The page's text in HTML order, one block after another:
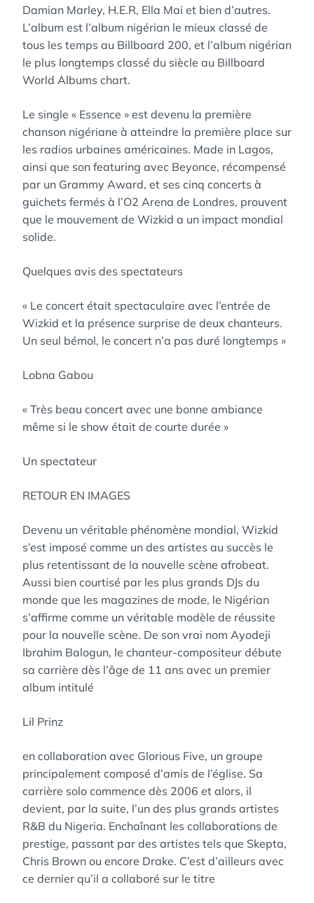
Damian Marley, H.E.R, Ella Mai et bien d’autres.
L’album est l’album nigérian le mieux classé de
tous les temps au Billboard 200, et l’album nigérian
le plus longtemps classé du siècle au Billboard
World Albums chart.
Le single « Essence » est devenu la première
chanson nigériane à atteindre la première place sur
les radios urbaines américaines. Made in Lagos,
ainsi que son featuring avec Beyonce, récompensé
par un Grammy Award, et ses cinq concerts à
guichets fermés à l’O2 Arena de Londres, prouvent
que le mouvement de Wizkid a un impact mondial
solide.
Quelques avis des spectateurs
« Le concert était spectaculaire avec l’entrée de
Wizkid et la présence surprise de deux chanteurs.
Un seul bémol, le concert n’a pas duré longtemps »
Lobna Gabou
« Très beau concert avec une bonne ambiance
même si le show était de courte durée »
Un spectateur
RETOUR EN IMAGES
Devenu un véritable phénomène mondial, Wizkid
s’est imposé comme un des artistes au succès le
plus retentissant de la nouvelle scène afrobeat.
Aussi bien courtisé par les plus grands DJs du
monde que les magazines de mode, le Nigérian
s’affirme comme un véritable modèle de réussite
pour la nouvelle scène. De son vrai nom Ayodeji
Ibrahim Balogun, le chanteur-compositeur débute
sa carrière dès l’âge de 11 ans avec un premier
album intitulé
Lil Prinz
en collaboration avec Glorious Five, un groupe
principalement composé d’amis de l’église. Sa
carrière solo commence dès 2006 et alors, il
devient, par la suite, l’un des plus grands artistes
R&B du Nigeria. Enchaînant les collaborations de
prestige, passant par des artistes tels que Skepta,
Chris Brown ou encore Drake. C’est d’ailleurs avec
ce dernier qu’il a collaboré sur le titre